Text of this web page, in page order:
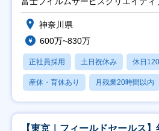
神奈川県
600万~830万
正社員採用 土日祝休み 休日
産休・育休あり 月残業20時間以内
【東京｜フィールドセールス